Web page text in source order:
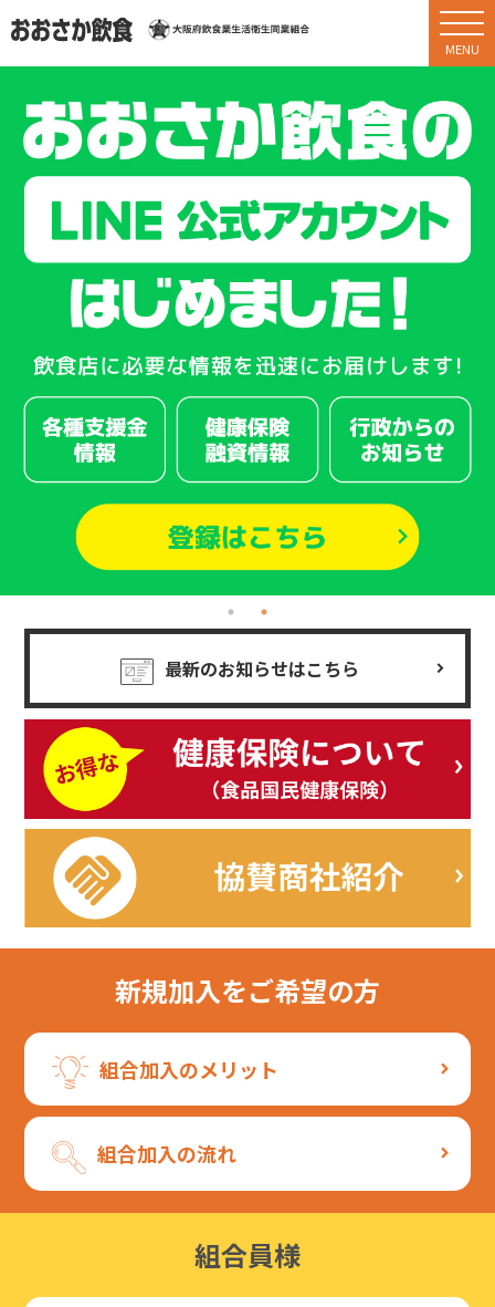
最新のお知らせはこちら
新規加入をご希望の方
組合加入のメリット
組合加入の流れ
組合員様